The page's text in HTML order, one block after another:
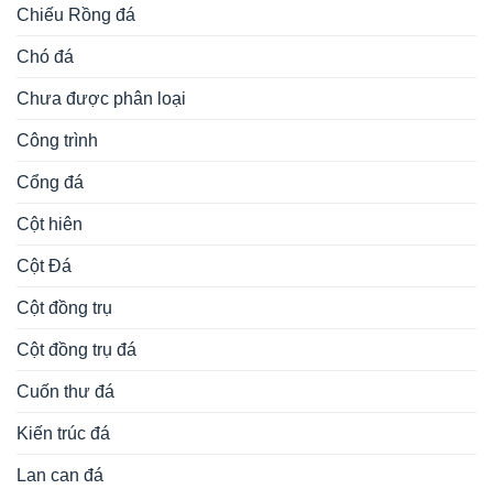
Chiếu Rồng đá
Chó đá
Chưa được phân loại
Công trình
Cổng đá
Cột hiên
Cột Đá
Cột đồng trụ
Cột đồng trụ đá
Cuốn thư đá
Kiến trúc đá
Lan can đá